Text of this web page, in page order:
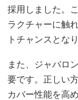
採用しました。
ラクチャーに触
トチャンスとな
また、ジャバロ
要です。正しい
カバー性能を高